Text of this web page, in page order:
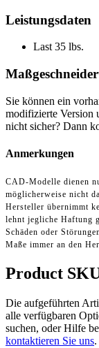
Leistungsdaten
Last 35 lbs.
Sie können ein
modifizierte Version
nicht sicher? Dann
Anmerkungen
CAD-Modelle dienen
möglicherweise nicht
Hersteller übernimmt
lehnt jegliche Haftung
Schäden oder
Maße immer an den
Product
Die aufgeführten
alle verfügbaren
suchen, oder Hilfe
kontaktieren Sie uns.